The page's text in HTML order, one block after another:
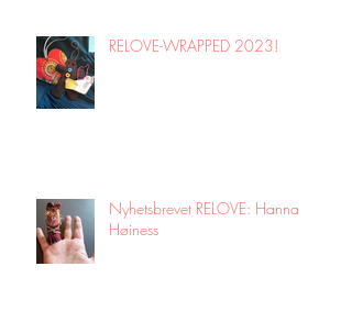
RELOVE-WRAPPED 2023!
Nyhetsbrevet RELOVE: Hanna
Høiness